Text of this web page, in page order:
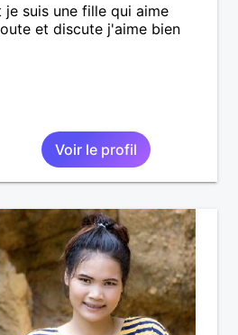
je suis une fille qui aime
et discute j'aime bien
Voir le profil